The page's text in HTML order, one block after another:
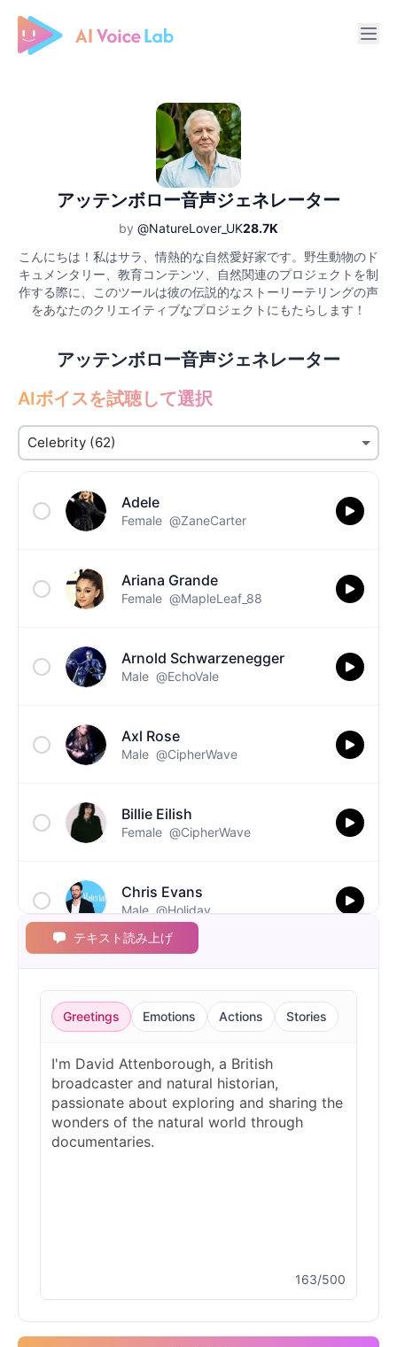
Free AI Cover & AI Voice Over
アッテンボロー音声ジェネレーター
by @NatureLover_UK28.7K
こんにちは！私はサラ、情熱的な自然愛好家です。野生動物のド
キュメンタリー、教育コンテンツ、自然関連のプロジェクトを制
作する際に、このツールは彼の伝説的なストーリーテリングの声
をあなたのクリエイティブなプロジェクトにもたらします！
アッテンボロー音声ジェネレーター
AIボイスを試聴して選択
Adele
Female @ZaneCarter
Ariana Grande
Female @MapleLeaf_88
Arnold Schwarzenegger
Male @EchoVale
Axl Rose
Male @CipherWave
Billie Eilish
Female @CipherWave
Chris Evans
Male @Holiday
Christopher Walken
Male @Kairox
Male @Lucas
Diddy
Male
Male @PeachyCloud
テキスト読み上げ
Greetings Emotions Actions Stories
163/500